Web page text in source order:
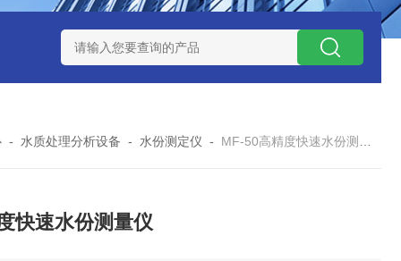
GAXT手持式单一气体检测仪 加拿大BW
- 水质处理分析设备 - 水份测定仪 - MF-50高精度快速水份测量仪
快速水份测量仪